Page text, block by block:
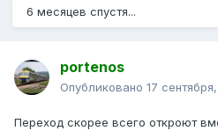
6 месяцев спустя...
portenos
Опубликовано 17 сентября,
Переход скорее всего откроют